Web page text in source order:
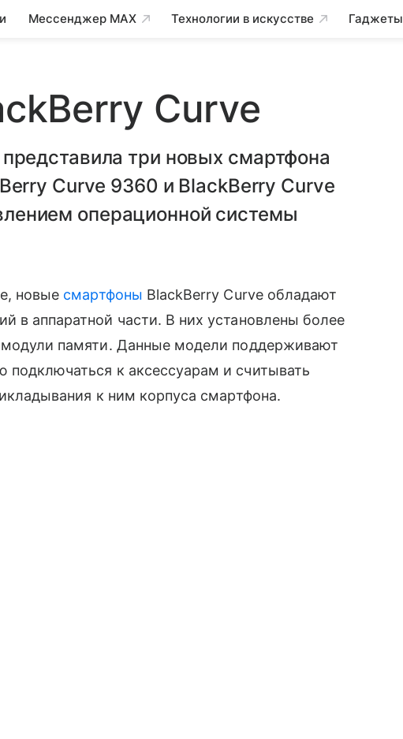
Мессенджер MAX Технологии в искусстве Гаджеты
Curve
три новых смартфона
Curve 9360 и BlackBerry Curve
операционной системы
новые смартфоны BlackBerry Curve обладают
в аппаратной части. В них установлены более
памяти. Данные модели поддерживают
к аксессуарам и считывать
к ним корпуса смартфона.